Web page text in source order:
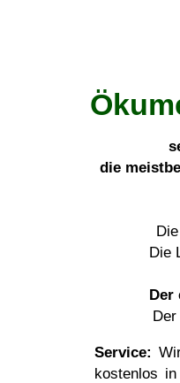
die
Die
Der
Service:
kostenlos